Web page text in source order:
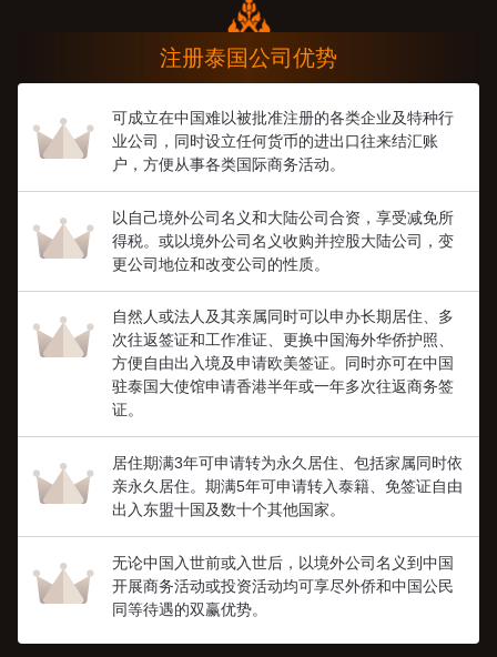
注册泰国公司优势
可成立在中国难以被批准注册的各类企业及特种行
业公司，同时设立任何货币的进出口往来结汇账
户，方便从事各类国际商务活动。
以自己境外公司名义和大陆公司合资，享受减免所
得税。或以境外公司名义收购并控股大陆公司，变
更公司地位和改变公司的性质。
自然人或法人及其亲属同时可以申办长期居住、多
次往返签证和工作准证、更换中国海外华侨护照、
方便自由出入境及申请欧美签证。同时亦可在中国
驻泰国大使馆申请香港半年或一年多次往返商务签
证。
居住期满3年可申请转为永久居住、包括家属同时依
亲永久居住。期满5年可申请转入泰籍、免签证自由
出入东盟十国及数十个其他国家。
无论中国入世前或入世后，以境外公司名义到中国
开展商务活动或投资活动均可享尽外侨和中国公民
同等待遇的双赢优势。